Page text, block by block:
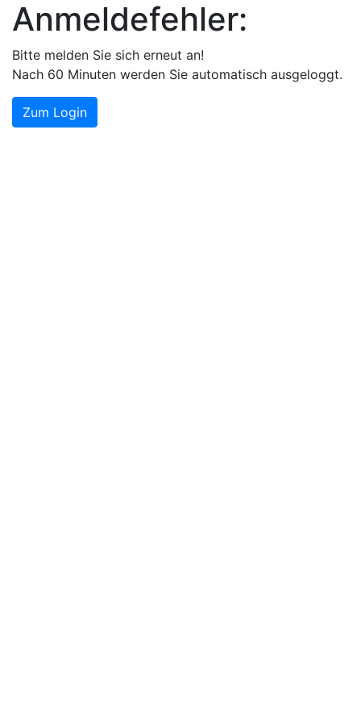
Anmeldefehler:
Bitte melden Sie sich erneut an!
Nach 60 Minuten werden Sie automatisch ausgeloggt.
Zum Login